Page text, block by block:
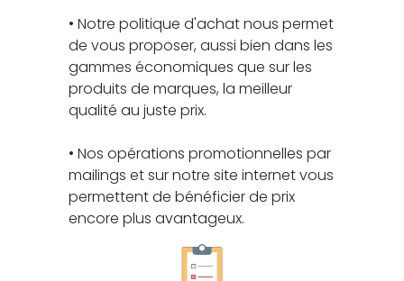
• Notre politique d'achat nous permet
de vous proposer, aussi bien dans les
gammes économiques que sur les
produits de marques, la meilleur
qualité au juste prix.
• Nos opérations promotionnelles par
mailings et sur notre site internet vous
permettent de bénéficier de prix
encore plus avantageux.